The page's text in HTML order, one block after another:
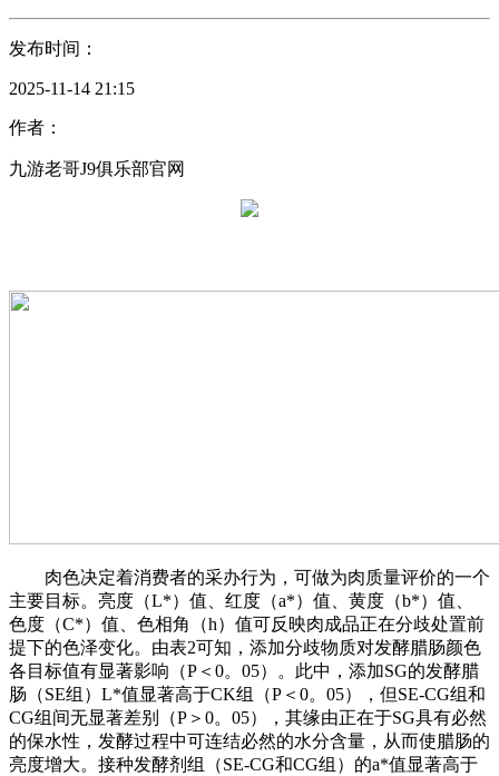
发布时间：
2025-11-14 21:15
作者：
九游老哥J9俱乐部官网
肉色决定着消费者的采办行为，可做为肉质量评价的一个
主要目标。亮度（L*）值、红度（a*）值、黄度（b*）值、
色度（C*）值、色相角（h）值可反映肉成品正在分歧处置前
提下的色泽变化。由表2可知，添加分歧物质对发酵腊肠颜色
各目标值有显著影响（P＜0。05）。此中，添加SG的发酵腊
肠（SE组）L*值显著高于CK组（P＜0。05），但SE-CG组和
CG组间无显著差别（P＞0。05），其缘由正在于SG具有必然
的保水性，发酵过程中可连结必然的水分含量，从而使腊肠的
亮度增大。接种发酵剂组（SE-CG和CG组）的a*值显著高于